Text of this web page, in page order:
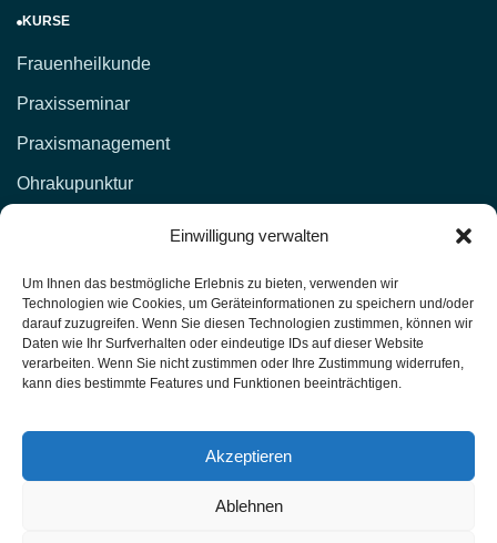
Einwilligung verwalten
Um Ihnen das bestmögliche Erlebnis zu bieten, verwenden wir
Technologien wie Cookies, um Geräteinformationen zu speichern und/oder
darauf zuzugreifen. Wenn Sie diesen Technologien zustimmen, können wir
Daten wie Ihr Surfverhalten oder eindeutige IDs auf dieser Website
verarbeiten. Wenn Sie nicht zustimmen oder Ihre Zustimmung widerrufen,
kann dies bestimmte Features und Funktionen beeinträchtigen.
Akzeptieren
Ablehnen
KURSE
Frauenheilkunde
Praxisseminar
Praxismanagement
Ohrakupunktur
(02 12) 1 00 51,017664876381
(02 12) 4 27 11 (Fax)
Unterrichtsräume: Kasernenstr. 26 42651 Solingen